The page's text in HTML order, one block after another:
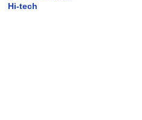
Hi-tech